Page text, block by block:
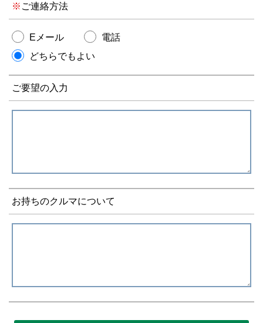
ご連絡方法
Eメール
電話
どちらでもよい
ご要望の入力
お持ちのクルマについて